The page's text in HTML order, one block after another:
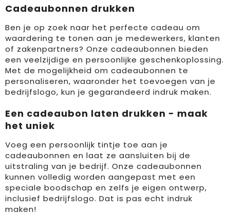
Cadeaubonnen drukken
Ben je op zoek naar het perfecte cadeau om
waardering te tonen aan je medewerkers, klanten
of zakenpartners? Onze cadeaubonnen bieden
een veelzijdige en persoonlijke geschenkoplossing.
Met de mogelijkheid om cadeaubonnen te
personaliseren, waaronder het toevoegen van je
bedrijfslogo, kun je gegarandeerd indruk maken.
Een cadeaubon laten drukken - maak
het uniek
Voeg een persoonlijk tintje toe aan je
cadeaubonnen en laat ze aansluiten bij de
uitstraling van je bedrijf. Onze cadeaubonnen
kunnen volledig worden aangepast met een
speciale boodschap en zelfs je eigen ontwerp,
inclusief bedrijfslogo. Dat is pas echt indruk
maken!